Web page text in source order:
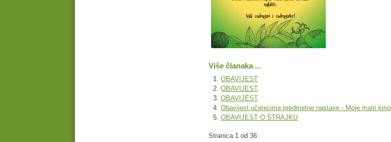
Više članaka ...
OBAVIJEST
OBAVIJEST
OBAVIJEST
Obavijest učenicima predmetne nastave - Moje malo kino
OBAVIJEST O ŠTRAJKU
Stranica 1 od 36